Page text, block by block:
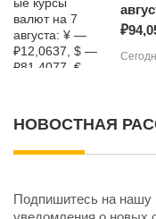
НОВОСТНАЯ
Подпишитесь на нашу